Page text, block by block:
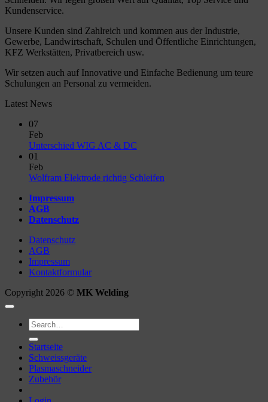
Kundenservice.
Unsere Kunden sind Zahlreich und kommen aus der Industrie,
Gewerbe, Landwirtschaft, Schulen und Öffentliche Einrichtungen,
KFZ Werkstätten, Privatbereich usw.
Wir setzen auch auf Innovative und Einfache Bedienung um teure
Schulungen an Personal zu vermeiden.
Latest News
07
Feb
Unterschied WIG AC & DC
Unterschied
01
Feb
Wolfram Elektrode richtig Schleifen
Impressum
AGB
Datenschutz
Datenschutz
AGB
Impressum
Kontaktformular
Copyright 2026 © MK Welding
Search
for:
Startseite
Schweissgeräte
Plasmaschneider
Zubehör